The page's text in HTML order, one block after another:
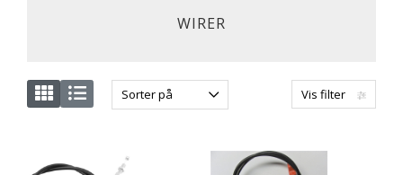
WIRER
Vis filter
Sorter på